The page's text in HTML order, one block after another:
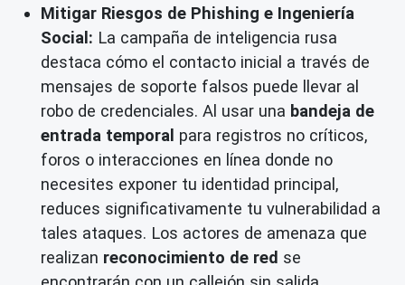
Mitigar Riesgos de Phishing e Ingeniería
Social: La campaña de inteligencia rusa
destaca cómo el contacto inicial a través de
mensajes de soporte falsos puede llevar al
robo de credenciales. Al usar una bandeja de
entrada temporal para registros no críticos,
foros o interacciones en línea donde no
necesites exponer tu identidad principal,
reduces significativamente tu vulnerabilidad a
tales ataques. Los actores de amenaza que
realizan reconocimiento de red se